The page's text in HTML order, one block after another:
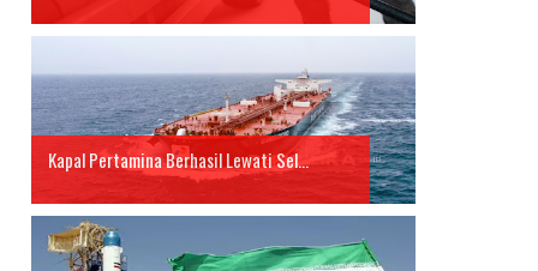
Kapal Pertamina Berhasil Lewati Sel...